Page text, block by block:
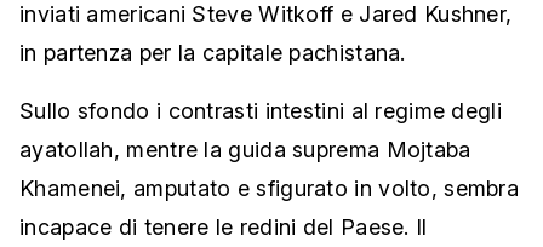
inviati americani Steve Witkoff e Jared Kushner,
in partenza per la capitale pachistana.
Sullo sfondo i contrasti intestini al regime degli
ayatollah, mentre la guida suprema Mojtaba
Khamenei, amputato e sfigurato in volto, sembra
incapace di tenere le redini del Paese. Il